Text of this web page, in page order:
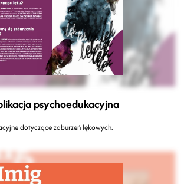
psychoedukacyjna
dotyczące zaburzeń lękowych.